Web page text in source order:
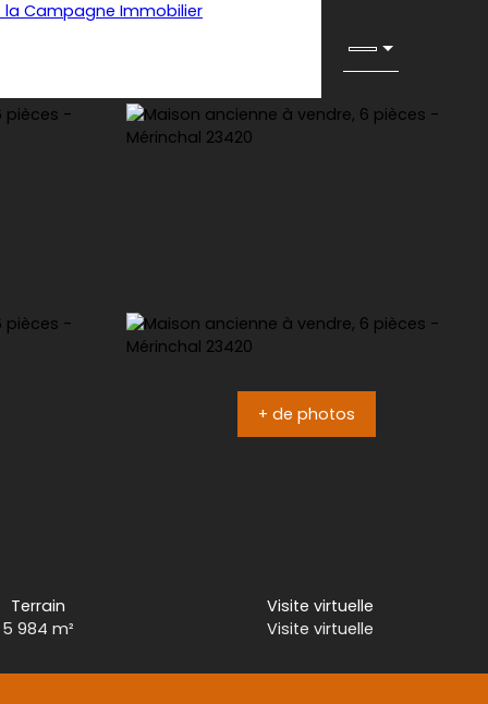
+ de photos
Terrain
5 984 m²
Visite virtuelle
Visite virtuelle